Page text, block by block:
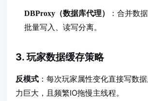
DBProxy（数据库代理）
：合并数
批量写入、读写分离。
3. 玩家数据缓存策略
反模式 ：每次玩家属性变化直接写数
力巨大，且频繁IO拖慢主线程。